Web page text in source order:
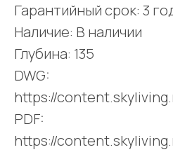
Гарантийный срок: 3
Наличие: В наличии
Глубина: 135
DWG:
https://
PDF:
https://